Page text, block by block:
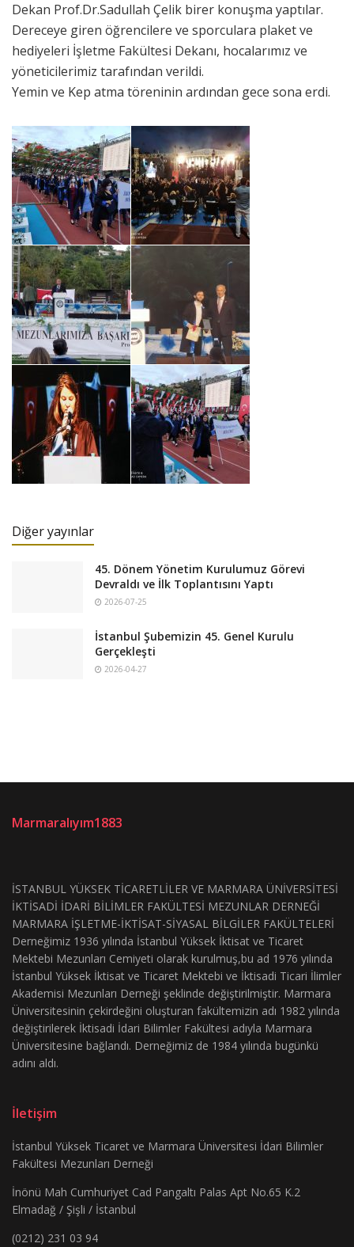
Dekan Prof.Dr.Sadullah Çelik birer konuşma yaptılar.
Dereceye giren öğrencilere ve sporculara plaket ve
hediyeleri İşletme Fakültesi Dekanı, hocalarımız ve
yöneticilerimiz tarafından verildi.
Yemin ve Kep atma töreninin ardından gece sona erdi.
Diğer yayınlar
45. Dönem Yönetim Kurulumuz Görevi
Devraldı ve İlk Toplantısını Yaptı
2026-07-25
İstanbul Şubemizin 45. Genel Kurulu
Gerçekleşti
2026-04-27
Marmaralıyım1883
İSTANBUL YÜKSEK TİCARETLİLER VE MARMARA ÜNİVERSİTESİ
İKTİSADİ İDARİ BİLİMLER FAKÜLTESİ MEZUNLAR DERNEĞİ
MARMARA İŞLETME-İKTİSAT-SİYASAL BİLGİLER FAKÜLTELERİ
Derneğimiz 1936 yılında İstanbul Yüksek İktisat ve Ticaret
Mektebi Mezunları Cemiyeti olarak kurulmuş,bu ad 1976 yılında
İstanbul Yüksek İktisat ve Ticaret Mektebi ve İktisadi Ticari İlimler
Akademisi Mezunları Derneği şeklinde değiştirilmiştir. Marmara
Üniversitesinin çekirdeğini oluşturan fakültemizin adı 1982 yılında
değiştirilerek İktisadi İdari Bilimler Fakültesi adıyla Marmara
Üniversitesine bağlandı. Derneğimiz de 1984 yılında bugünkü
adını aldı.
İletişim
İstanbul Yüksek Ticaret ve Marmara Üniversitesi İdari Bilimler
Fakültesi Mezunları Derneği
İnönü Mah Cumhuriyet Cad Pangaltı Palas Apt No.65 K.2
Elmadağ / Şişli / İstanbul
(0212) 231 03 94